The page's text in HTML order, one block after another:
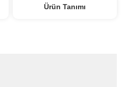
Ürün Tanımı